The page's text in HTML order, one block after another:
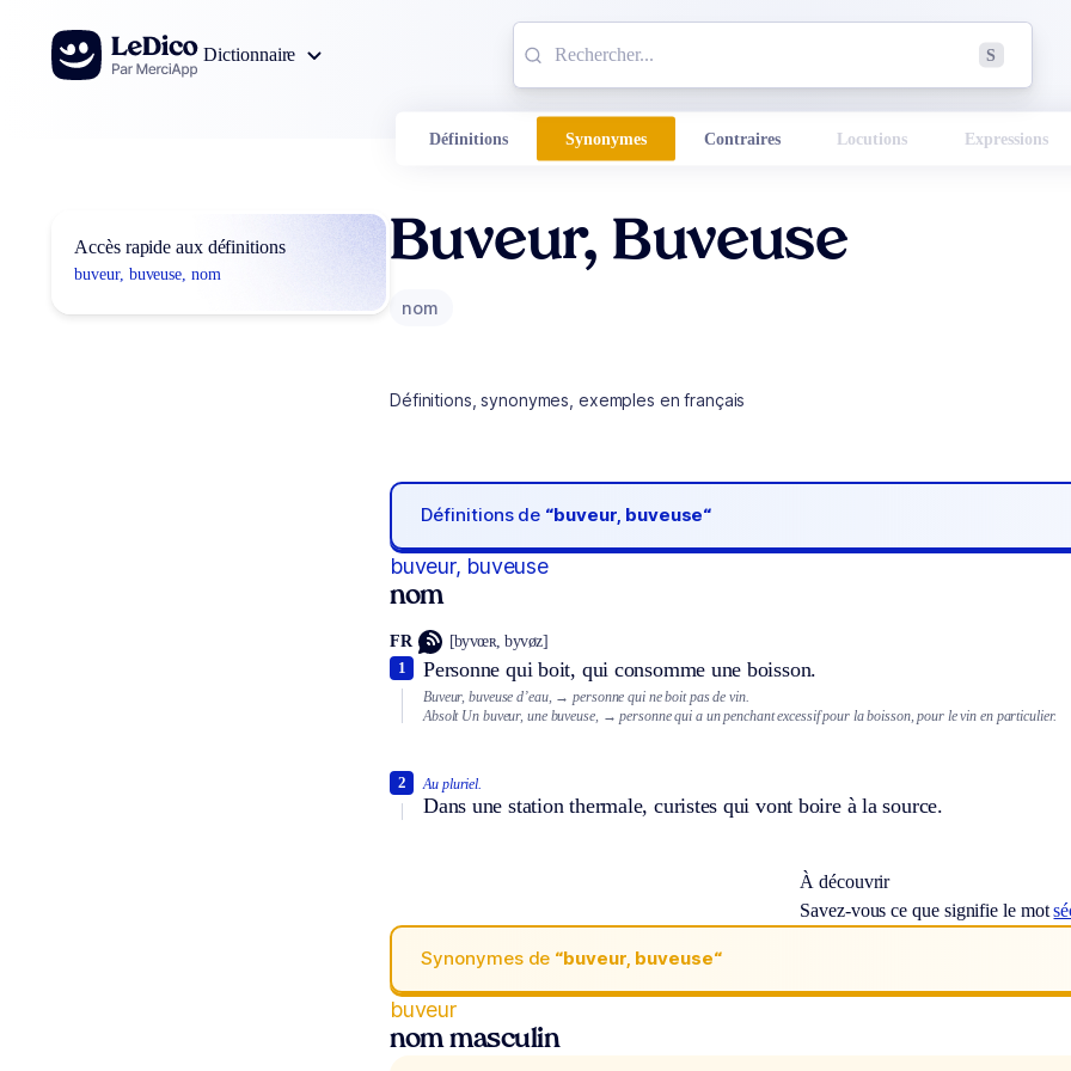
Aller au contenu
Dictionnaire
S
Définitions Synonymes Contraires Locutions Expressions
Accès rapide aux définitions
buveur, buveuse, nom
Buveur, Buveuse
nom
Définitions, synonymes, exemples en français
Définitions de “buveur, buveuse“
buveur, buveuse
nom
FR [byvœʀ, byvøz]
Personne qui boit, qui consomme une boisson.
1
Buveur, buveuse d’eau, → personne qui ne boit pas de vin.
Absolt Un buveur, une buveuse, → personne qui a un penchant excessif pour la boisson, pour le vin en particulier.
Au pluriel.
Dans une station thermale, curistes qui vont boire à la source.
2
À découvrir
Savez-vous ce que signifie le mot
Synonymes de “buveur, buveuse“
buveur
nom masculin